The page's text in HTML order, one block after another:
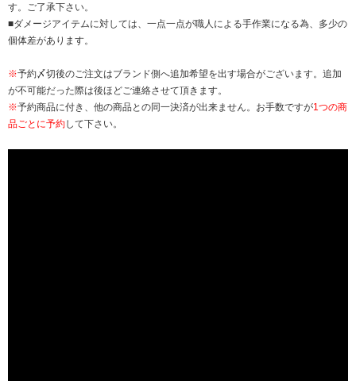
す。ご了承下さい。
■ダメージアイテムに対しては、一点一点が職人による手作業になる為、多少の
個体差があります。
※予約〆切後のご注文はブランド側へ追加希望を出す場合がございます。追加
が不可能だった際は後ほどご連絡させて頂きます。
※予約商品に付き、他の商品との同一決済が出来ません。お手数ですが1つの商
品ごとに予約して下さい。